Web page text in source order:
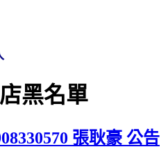
黑名單
張耿豪 公告